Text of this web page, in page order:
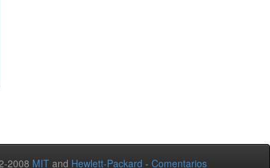
2008 MIT and Hewlett-Packard - Comentarios